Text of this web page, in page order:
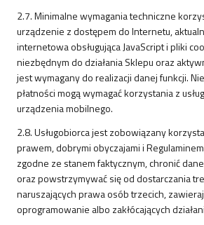
2.7. Minimalne wymagania techniczne
urządzenie z dostępem do Internetu,
internetowa obsługująca JavaScript i pliki
niezbędnym do działania Sklepu oraz
jest wymagany do realizacji danej funkcji.
płatności mogą wymagać korzystania z
urządzenia mobilnego.
2.8. Usługobiorca jest zobowiązany
prawem, dobrymi obyczajami i
zgodne ze stanem faktycznym, chronić
oraz powstrzymywać się od dostarczania
naruszających prawa osób trzecich,
oprogramowanie albo zakłócających